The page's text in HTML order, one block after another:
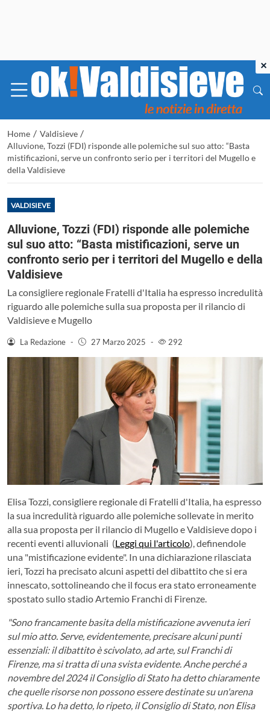
Home / Valdisieve /
Alluvione, Tozzi (FDI) risponde alle polemiche sul suo atto: “Basta
mistificazioni, serve un confronto serio per i territori del Mugello e
della Valdisieve
VALDISIEVE
Alluvione, Tozzi (FDI) risponde alle polemiche
sul suo atto: “Basta mistificazioni, serve un
confronto serio per i territori del Mugello e della
Valdisieve
La consigliere regionale Fratelli d'Italia ha espresso incredulità
riguardo alle polemiche sulla sua proposta per il rilancio di
Valdisieve e Mugello
La Redazione - 27 Marzo 2025 - 292
Elisa Tozzi, consigliere regionale di Fratelli d'Italia, ha espresso
la sua incredulità riguardo alle polemiche sollevate in merito
alla sua proposta per il rilancio di Mugello e Valdisieve dopo i
recenti eventi alluvionali (Leggi qui l'articolo), definendole
una "mistificazione evidente". In una dichiarazione rilasciata
ieri, Tozzi ha precisato alcuni aspetti del dibattito che si era
innescato, sottolineando che il focus era stato erroneamente
spostato sullo stadio Artemio Franchi di Firenze.
"Sono francamente basita della mistificazione avvenuta ieri
sul mio atto. Serve, evidentemente, precisare alcuni punti
essenziali: il dibattito è scivolato, ad arte, sul Franchi di
Firenze, ma si tratta di una svista evidente. Anche perché a
novembre del 2024 il Consiglio di Stato ha detto chiaramente
che quelle risorse non possono essere destinate su un'arena
sportiva. Lo ha detto, lo ripeto, il Consiglio di Stato, non Elisa
×